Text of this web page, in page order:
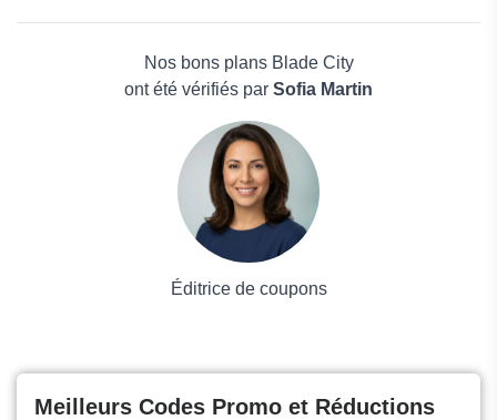
Chaine tronconneuse
Maison & JardinNos bons plans Blade City
ont été vérifiés par Sofia Martin
Éditrice de coupons
Meilleurs Codes Promo et Réductions